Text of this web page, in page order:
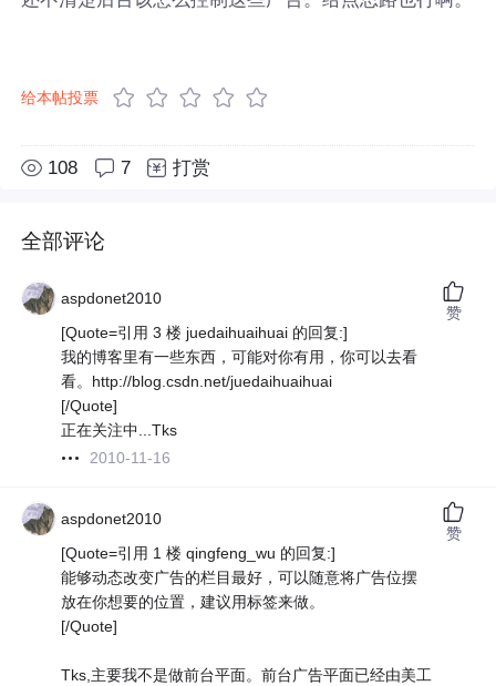
给本帖投票
108 7 打赏
全部评论
aspdonet2010
[Quote=引用 3 楼 juedaihuaihuai 的回复:]
我的博客里有一些东西，可能对你有用，你可以去看
看。http://blog.csdn.net/juedaihuaihuai
[/Quote]
正在关注中...Tks
2010-11-16
赞
aspdonet2010
[Quote=引用 1 楼 qingfeng_wu 的回复:]
能够动态改变广告的栏目最好，可以随意将广告位摆
放在你想要的位置，建议用标签来做。
[/Quote]
Tks,主要我不是做前台平面。前台广告平面已经由美工
赞